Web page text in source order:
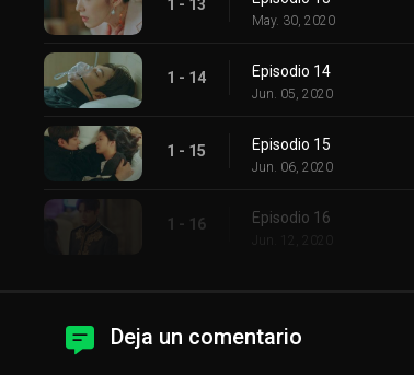
1 - 13
May. 30, 2020
1 - 14 Episodio 14
Jun. 05, 2020
1 - 15 Episodio 15
Jun. 06, 2020
1 - 16 Episodio 16
Jun. 12, 2020
Deja un comentario